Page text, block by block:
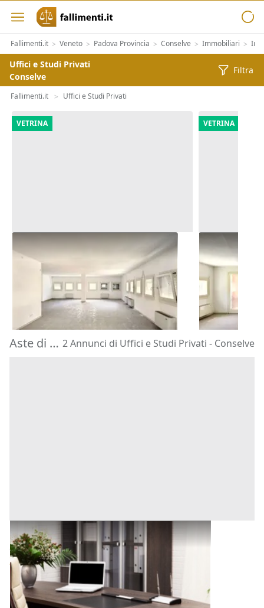
Fallimenti.it > Veneto > Padova Provincia > Conselve > Immobiliari >
Uffici e Studi Privati
Conselve
Filtra
Fallimenti.it > Uffici e Studi Privati
VETRINA
Asta Ufficio (sub 62) in edificio
polifunzionale
Chiampo (Vicenza)
66.225 €
16/09/2026
VETRINA
Asta Ufficio
54.355 €
16/09/2026
Aste di Uffici e Studi Privati Conselve 2 Annunci di Uffici e Studi Privati - Conselve
Uffici e Studi Privati all'asta a Padova
Conselve (Padova)
Offerta minima
24.750 € 33.000 €
Codice asta:AI3624636
Asta chiusa